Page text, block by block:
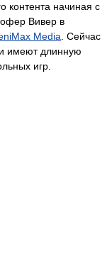
контента начиная с
Вивер в
Media . Сейчас
имеют длинную
игр.